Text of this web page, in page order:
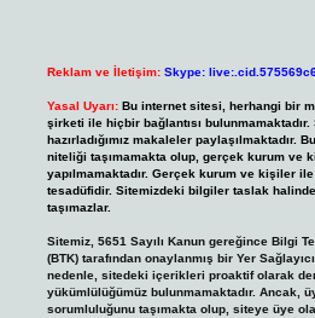
Reklam ve İletişim: Skype:
Yasal Uyarı: Bu internet sitesi, herhangi bir
şirketi ile hiçbir bağlantısı bulunmamaktadır.
hazırladığımız makaleler paylaşılmaktadır.
niteliği taşımamakta olup, gerçek kurum ve
yapılmamaktadır. Gerçek kurum ve kişiler
tesadüfidir. Sitemizdeki bilgiler taslak
taşımazlar.
Sitemiz, 5651 Sayılı Kanun gereğince Bilgi
(BTK) tarafından onaylanmış bir Yer
nedenle, sitedeki içerikleri proaktif olarak
yükümlülüğümüz bulunmamaktadır. Ancak,
sorumluluğunu taşımakta olup, siteye üye